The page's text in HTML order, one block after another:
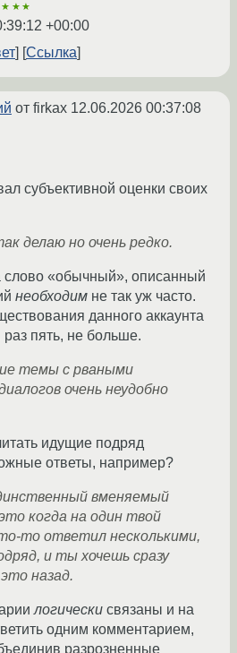
+00:00
Ссылка
от firkax 12.06.2026 00:37:08
субъективной оценки своих
делаю но очень редко.
слово «обычный», описанный
необходим не так уж часто.
данного аккаунта
пять, не больше.
темы с рваными
очень неудобно
идущие подряд
ответы, например?
вменяемый
когда на один твой
то ответил несколькими,
и ты хочешь сразу
назад.
логически связаны и на
одним комментарием,
разрозненные